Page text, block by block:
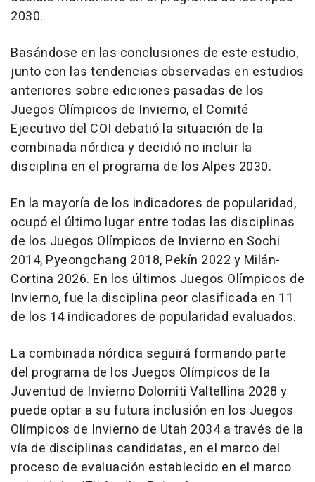
2030.
Basándose en las conclusiones de este estudio,
junto con las tendencias observadas en estudios
anteriores sobre ediciones pasadas de los
Juegos Olímpicos de Invierno, el Comité
Ejecutivo del COI debatió la situación de la
combinada nórdica y decidió no incluir la
disciplina en el programa de los Alpes 2030.
En la mayoría de los indicadores de popularidad,
ocupó el último lugar entre todas las disciplinas
de los Juegos Olímpicos de Invierno en Sochi
2014, Pyeongchang 2018, Pekín 2022 y Milán-
Cortina 2026. En los últimos Juegos Olímpicos de
Invierno, fue la disciplina peor clasificada en 11
de los 14 indicadores de popularidad evaluados.
La combinada nórdica seguirá formando parte
del programa de los Juegos Olímpicos de la
Juventud de Invierno Dolomiti Valtellina 2028 y
puede optar a su futura inclusión en los Juegos
Olímpicos de Invierno de Utah 2034 a través de la
vía de disciplinas candidatas, en el marco del
proceso de evaluación establecido en el marco